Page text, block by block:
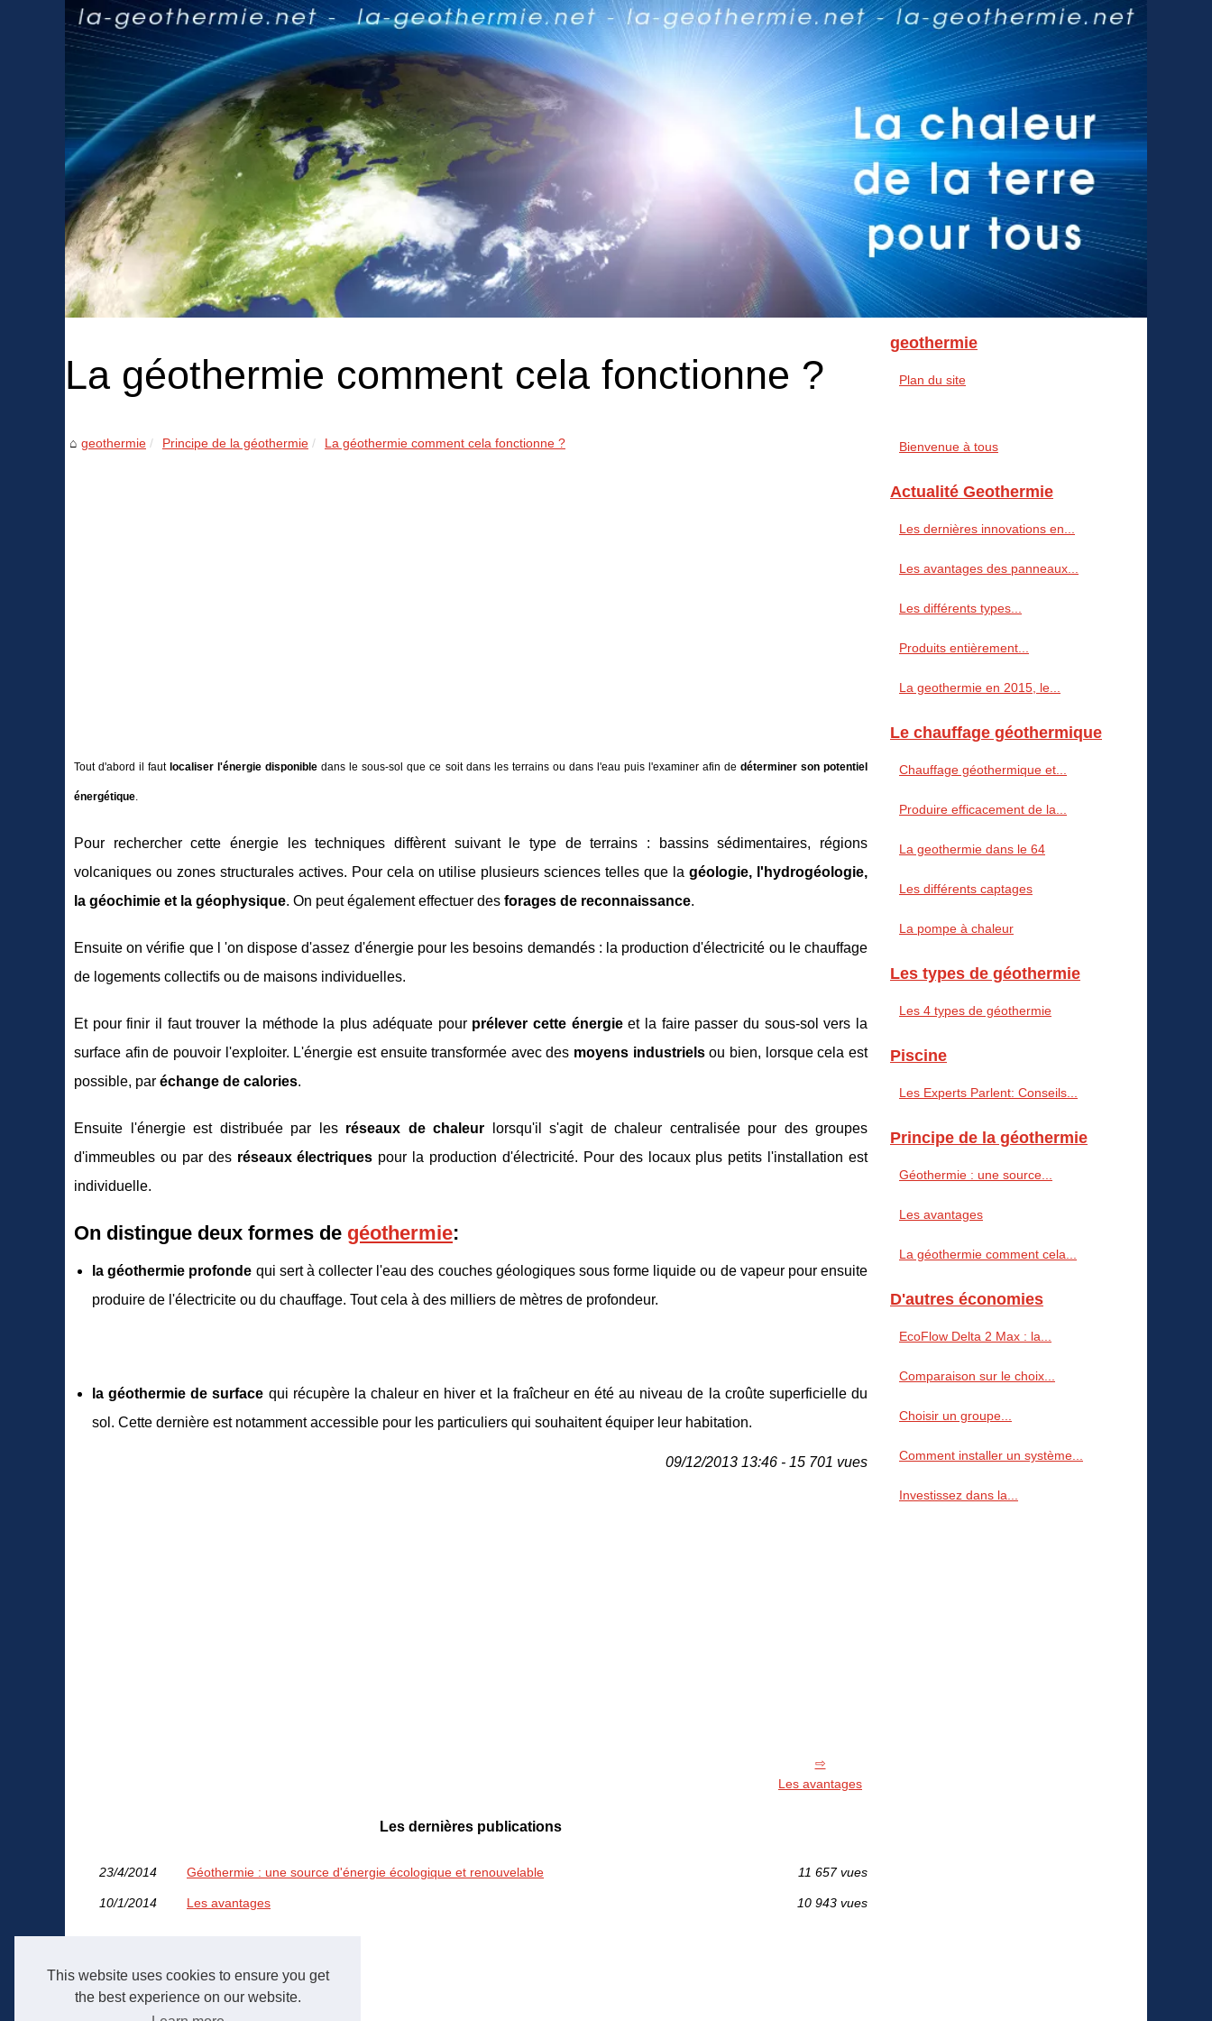
This website uses cookies to ensure you get
the best experience on our website.
La géothermie comment cela fonctionne ?
geothermie Principe de la géothermie La géothermie comment cela fonctionne ?
Tout d'abord il fautlocaliser l'énergie disponible dans le sous-sol que ce soit dans les terrains ou dans l'eau puis l'examiner afin de déterminer son potentiel
énergétique
Pour rechercher cette énergie les techniques diffèrent suivant le type de terrains : bassins sédimentaires, régions
volcaniques ou zones structurales actives. Pour cela on utilise plusieurs sciences telles que lagéologie, l'hydrogéologie,
la géochimie et la géophysique. On peut également effectuer des forages de reconnaissance.
Ensuite on vérifie que l 'on dispose d'assez d'énergie pour les besoins demandés : la production d'électricité ou le chauffage
de logements collectifs ou de maisons individuelles.
Et pour finir il faut trouver la méthode la plus adéquate pourprélever cette énergieet la faire passer du sous-sol vers la
surface afin de pouvoir l'exploiter. L'énergie est ensuite transformée avec des moyens industrielsou bien, lorsque cela est
possible, par échange de calories.
Ensuite l'énergie est distribuée par lesréseaux de chaleur lorsqu'il s'agit de chaleur centralisée pour des groupes
d'immeubles ou par desréseaux électriques pour la production d'électricité. Pour des locaux plus petits l'installation est
individuelle.
On distingue deux formes de géothermie:
la géothermie profonde qui sert à collecter l'eau des couches géologiques sous forme liquide ou de vapeur pour ensuite
produire de l'électricite ou du chauffage. Tout cela à des milliers de mètres de profondeur.
la géothermie de surface qui récupère la chaleur en hiver et la fraîcheur en été au niveau de la croûte superficielle du
sol. Cette dernière est notamment accessible pour les particuliers qui souhaitent équiper leur habitation.
09/12/2013 13:46 - 15 701 vues
Les avantages
Les dernières publications
23/4/2014 Géothermie : une source d'énergie écologique et renouvelable 11 657 vues
10/1/2014 Les avantages 10 943 vues
geothermie
Plan du site
Bienvenue à tous
Actualité Geothermie
Les dernières innovations en...
Les avantages des panneaux...
Les différents types...
Produits entièrement...
La geothermie en 2015, le...
Le chauffage géothermique
Chauffage géothermique et...
Produire efficacement de la...
La geothermie dans le 64
Les différents captages
La pompe à chaleur
Les types de géothermie
Les 4 types de géothermie
Piscine
Les Experts Parlent: Conseils...
Principe de la géothermie
Géothermie : une source...
Les avantages
La géothermie comment cela...
D'autres économies
EcoFlow Delta 2 Max : la...
Comparaison sur le choix...
Choisir un groupe...
Comment installer un système...
Investissez dans la...